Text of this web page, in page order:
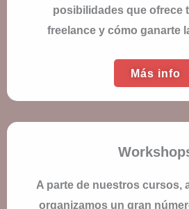
posibilidades que ofrece
freelance y cómo ganarte
Más info
A parte de nuestros cursos,
organizamos un gran